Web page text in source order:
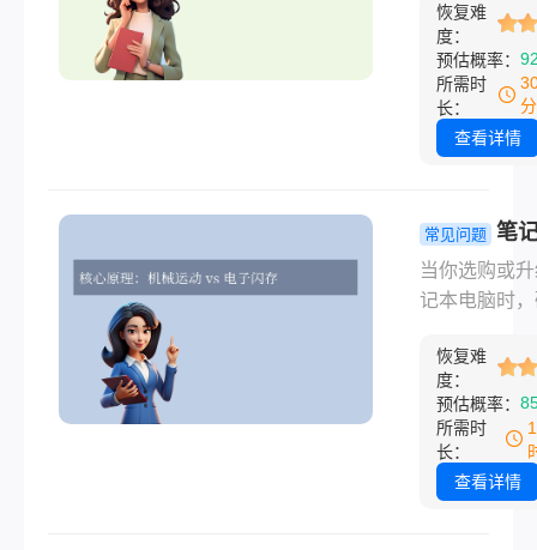
常见价格区
务选择建议
展开分析，
户合理规划
找到可靠的
过程，合理
提升数据管
率、便于系
护，并降低
失风险。那
Windows和
系统，介绍
分区的常用
操作简单易
合新手用户。
恢复难
度：
预估概率：
所需时
长：
查看详情
常见问题 笔
脑机械硬盘
态硬盘有什
异与选择指
当你选购或
记本电脑时
之一。机械
（HDD）与
盘（SSD）
存储设备，
原理与性能
恢复难
度：
预估概率：
所需时
长：
查看详情